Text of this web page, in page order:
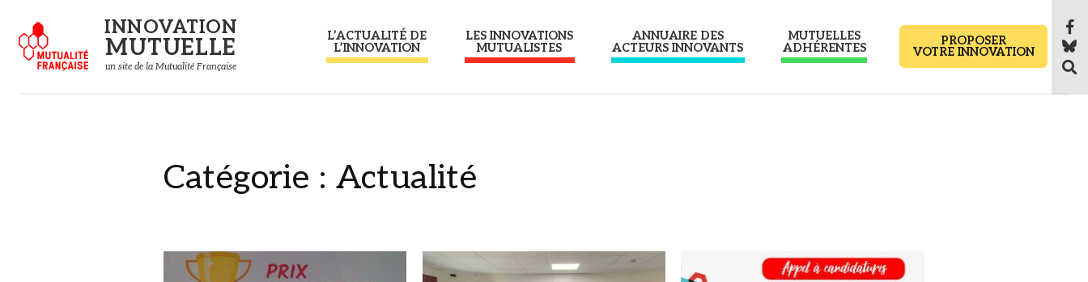
INNOVATION
MUTUELLE
un site de la Mutualité Française
L’ACTUALITÉ DE
L’INNOVATION
LES INNOVATIONS
MUTUALISTES
ANNUAIRE DES
ACTEURS INNOVANTS
MUTUELLES
ADHÉRENTES
PROPOSER
VOTRE INNOVATION
Catégorie : Actualité